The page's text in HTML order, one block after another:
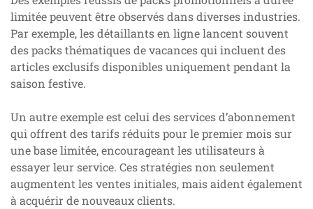
limitée peuvent être observés dans diverses industries.
Par exemple, les détaillants en ligne lancent souvent
des packs thématiques de vacances qui incluent des
articles exclusifs disponibles uniquement pendant la
saison festive.
Un autre exemple est celui des services d’abonnement
qui offrent des tarifs réduits pour le premier mois sur
une base limitée, encourageant les utilisateurs à
essayer leur service. Ces stratégies non seulement
augmentent les ventes initiales, mais aident également
à acquérir de nouveaux clients.